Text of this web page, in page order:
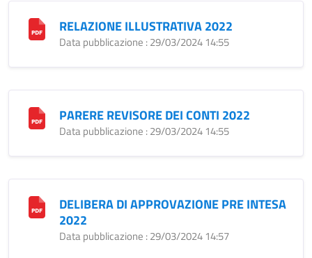
RELAZIONE ILLUSTRATIVA 2022
Data pubblicazione : 29/03/2024 14:55
PARERE REVISORE DEI CONTI 2022
Data pubblicazione : 29/03/2024 14:55
DELIBERA DI APPROVAZIONE PRE INTESA
2022
Data pubblicazione : 29/03/2024 14:57